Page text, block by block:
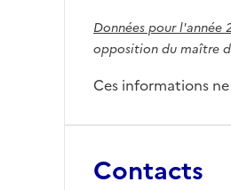
Données pour l'année
opposition du maître
Ces informations
Contacts